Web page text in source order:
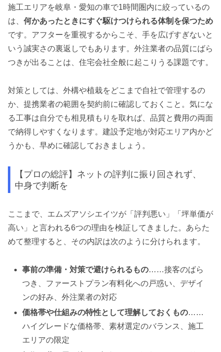
施工エリアを岐阜・愛知の車で1時間圏内に絞っているの
は、 何かあったときにすぐ駆けつけられる体制を保つため
です。アフターを重視するからこそ、手を広げすぎないと
いう誠実さの裏返しでもあります。外注業者の品質にばら
つきが出ることは、住宅会社全般に起こりうる課題です。
対策としては、外構や植栽をどこまで自社で管理するの
か、提携業者の範囲を契約前に確認しておくこと。気にな
る工事は自分でも相見積もりを取れば、品質と費用の両面
で納得しやすくなります。建設予定地が対応エリア内かど
うかも、早めに確認しておきましょう。
【プロの総評】ネットの評判に振り回されず、
中身で判断を
ここまで、エムズアソシエイツが「評判悪い」「坪単価が
高い」と言われる6つの理由を検証してきました。あらた
めて整理すると、その内訳は次のように分けられます。
事前の準備・対策で避けられるもの……接客のばら
つき、ファーストプラン有料化への戸惑い、デザイ
ンの好み、外注業者の対応
価格帯や仕組みの特性として理解しておくもの……
ハイグレードな価格帯、素材選定のバランス、施工
エリアの限定